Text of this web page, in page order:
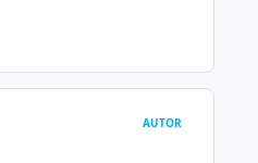
AUTOR